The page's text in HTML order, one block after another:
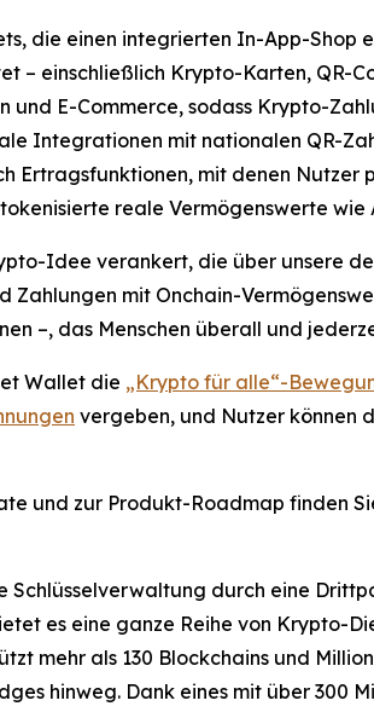
die einen integrierten In-App-
– einschließlich Krypto-Karten, QR-
und E-Commerce, sodass Krypto-
Integrationen mit nationalen QR-
mit denen Nutzer
reale Vermögenswerte
Idee verankert, die über unsere
Zahlungen mit Onchain-
–, das Menschen überall und
Wallet die „Krypto für alle“-
vergeben, und Nutzer können
und zur Produkt-Roadmap finden
Schlüsselverwaltung durch eine
es eine ganze Reihe von Krypto-
mehr als 130 Blockchains und
hinweg. Dank eines mit über